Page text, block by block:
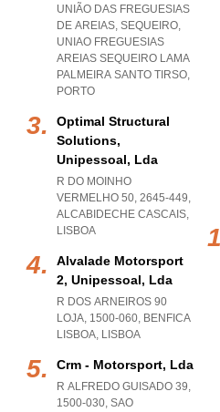
UNIÃO DAS FREGUESIAS
DE AREIAS, SEQUEIRO,
UNIAO FREGUESIAS
AREIAS SEQUEIRO LAMA
PALMEIRA SANTO TIRSO,
PORTO
Optimal Structural
Solutions,
Unipessoal, Lda
R DO MOINHO
VERMELHO 50, 2645-449,
ALCABIDECHE CASCAIS,
LISBOA
Alvalade Motorsport
2, Unipessoal, Lda
R DOS ARNEIROS 90
LOJA, 1500-060, BENFICA
LISBOA, LISBOA
Crm - Motorsport, Lda
R ALFREDO GUISADO 39,
1500-030, SAO